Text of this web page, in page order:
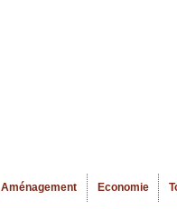
Aménagement Economie